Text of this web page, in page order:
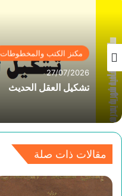
مكنز الكتب والمخطوطات
27/07/2026
تشكيل العقل الحديث
مقالات ذات صلة